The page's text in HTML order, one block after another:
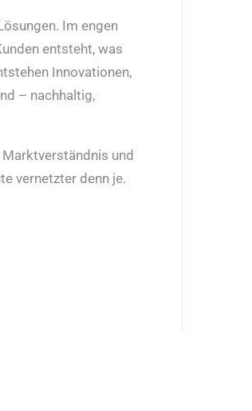
Im engen
entsteht, was
Innovationen,
– nachhaltig,
und
vernetzter denn je.